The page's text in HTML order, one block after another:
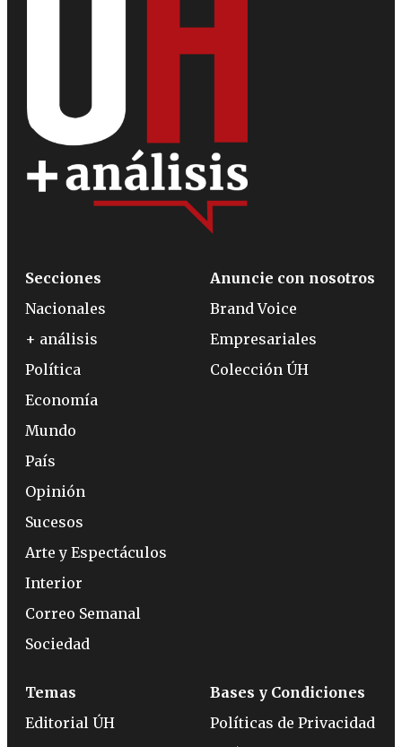
Secciones
Nacionales
+ análisis
Política
Economía
Mundo
País
Opinión
Sucesos
Arte y Espectáculos
Interior
Correo Semanal
Sociedad
Anuncie con nosotros
Brand Voice
Empresariales
Colección ÚH
Temas
Editorial ÚH
Bases y Condiciones
Políticas de Privacidad